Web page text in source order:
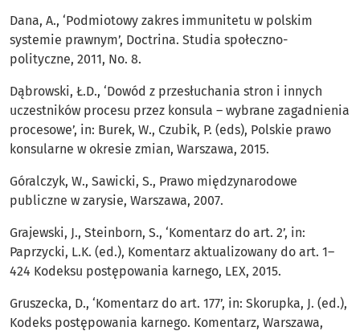
Dana, A., ‘Podmiotowy zakres immunitetu w polskim
systemie prawnym’, Doctrina. Studia społeczno-
polityczne, 2011, No. 8.
Dąbrowski, Ł.D., ‘Dowód z przesłuchania stron i innych
uczestników procesu przez konsula – wybrane zagadnienia
procesowe’, in: Burek, W., Czubik, P. (eds), Polskie prawo
konsularne w okresie zmian, Warszawa, 2015.
Góralczyk, W., Sawicki, S., Prawo międzynarodowe
publiczne w zarysie, Warszawa, 2007.
Grajewski, J., Steinborn, S., ‘Komentarz do art. 2’, in:
Paprzycki, L.K. (ed.), Komentarz aktualizowany do art. 1–
424 Kodeksu postępowania karnego, LEX, 2015.
Gruszecka, D., ‘Komentarz do art. 177’, in: Skorupka, J. (ed.),
Kodeks postępowania karnego. Komentarz, Warszawa,